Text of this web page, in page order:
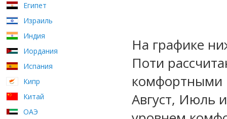
Египет
Израиль
Индия
Иордания
Испания
Кипр
Китай
ОАЭ
На графике
Поти
комфортными
Август, Июль